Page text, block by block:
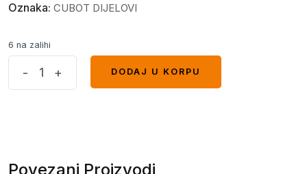
Oznaka: CUBOT DIJELOVI
6 na zalihi
glasnoću
- +
DODAJ U KORPU
Povezani Proizvodi